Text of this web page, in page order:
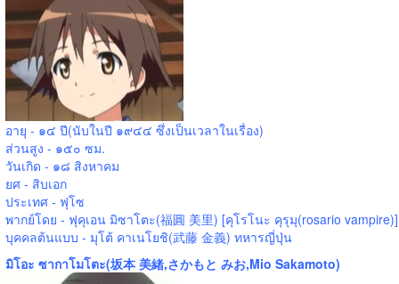
อายุ - ๑๔ ปี(นับในปี ๑๙๔๔ ซึ่งเป็นเวลาในเรื่อง)
ส่วนสูง - ๑๕๐ ซม.
วันเกิด - ๑๘ สิงหาคม
ยศ - สิบเอก
ประเทศ - ฟุโซ
พากย์โดย - ฟุคุเอน มิซาโตะ(福圓 美里) [คุโรโนะ คุรุมุ(rosario vampire)]
บุคคลต้นแบบ - มุโต้ คาเนโยชิ(武藤 金義) ทหารญี่ปุ่น
มิโอะ ซากาโมโตะ(坂本 美緒,さかもと みお,Mio Sakamoto)